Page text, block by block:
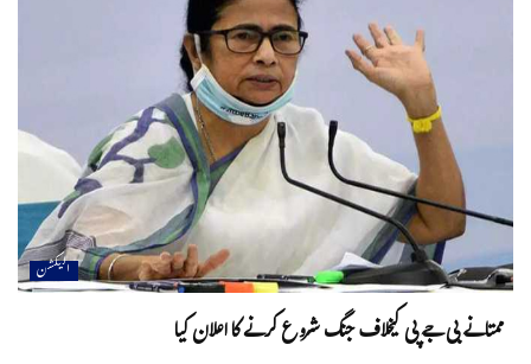
الیکشن
ممتا نے بی جے پی کیخلاف جنگ شروع کرنے کا اعلان کیا